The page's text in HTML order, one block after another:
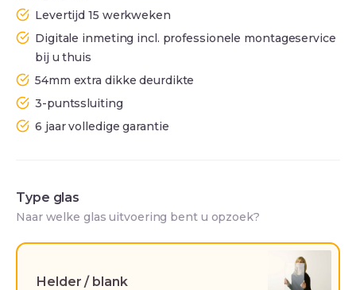
Levertijd 15 werkweken
Digitale inmeting incl. professionele montageservice
bij u thuis
54mm extra dikke deurdikte
3-puntssluiting
6 jaar volledige garantie
Type glas
Naar welke glas uitvoering bent u opzoek?
Helder / blank